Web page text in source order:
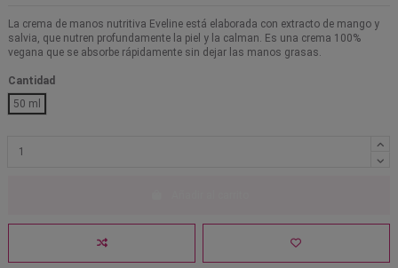
La crema de manos nutritiva Eveline está elaborada con extracto de mango y
salvia, que nutren profundamente la piel y la calman. Es una crema 100%
vegana que se absorbe rápidamente sin dejar las manos grasas.
Cantidad
50 ml